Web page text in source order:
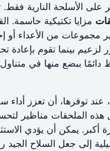
على الأسلحة النارية فقط.
مزايا تكتيكية حاسمة.
مجموعات من الأعداء أو
بينما تقوم بإعادة
ببضع منها في متناول
عند توفرها، أن تعزز
هذه الملحقات مناظير
أكبر. يمكن أن يؤدي
إلى جعل السلاح الجيد